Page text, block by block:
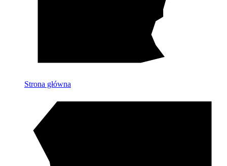
Strona główna